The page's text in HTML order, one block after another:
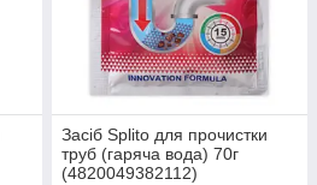
Засіб Splito для прочистки
труб (гаряча вода) 70г
(4820049382112)